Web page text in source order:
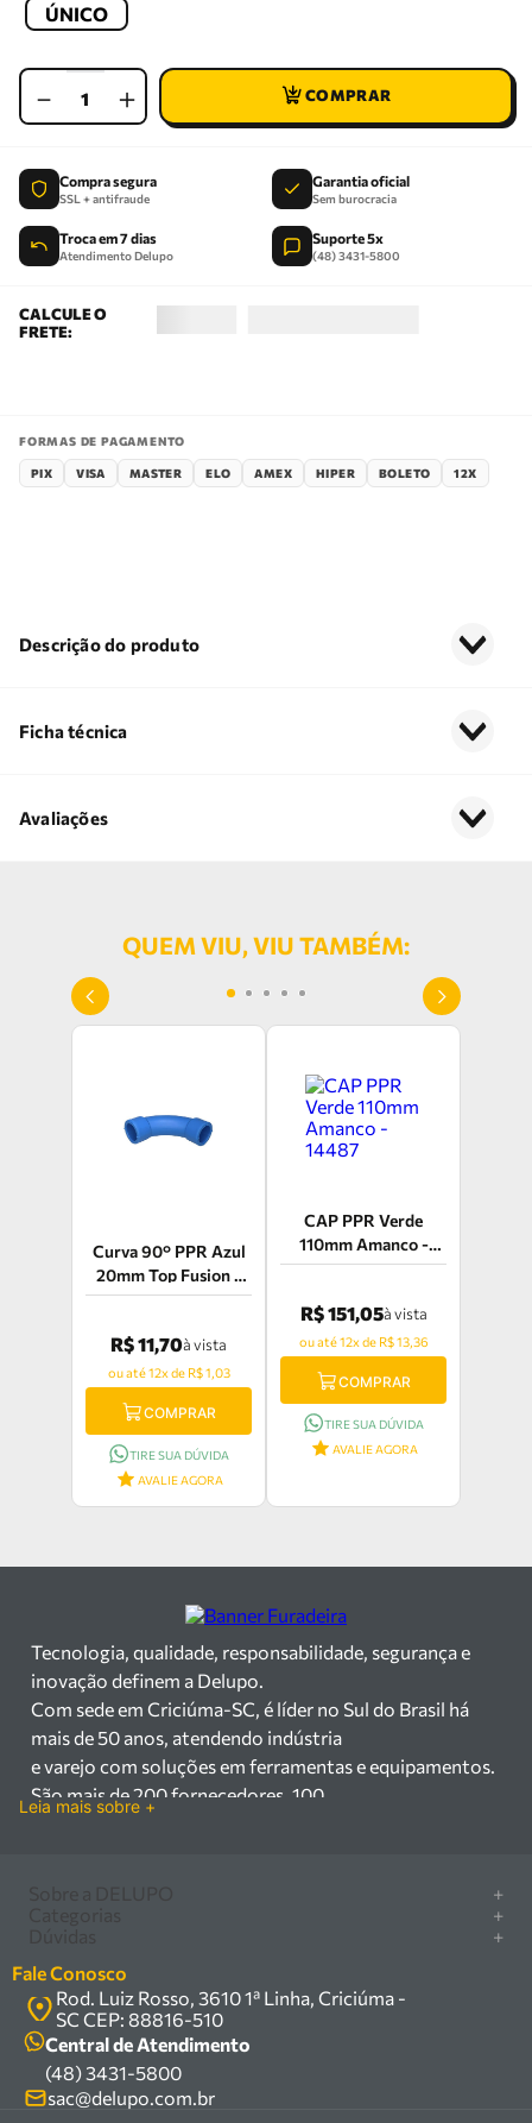
ÚNICO
＋
－
Compra segura
SSL + antifraude
Garantia oficial
Sem burocracia
Troca em 7 dias
Atendimento Delupo
Suporte 5x
(48) 3431-5800
FORMAS DE PAGAMENTO
PIX VISA MASTER ELO AMEX HIPER BOLETO 12X
Descrição do produto
Ficha técnica
Avaliações
QUEM VIU, VIU TAMBÉM:
Curva 90° PPR Azul
20mm Top Fusion -
CC200A
R$ 11,70à vista
ou até 12x de R$ 1,03
COMPRAR
TIRE SUA DÚVIDA
AVALIE AGORA
CAP PPR Verde
110mm Amanco -
14487
R$ 151,05à vista
ou até 12x de R$ 13,36
COMPRAR
TIRE SUA DÚVIDA
AVALIE AGORA
Tecnologia, qualidade, responsabilidade, segurança e
inovação definem a Delupo.
Com sede em Criciúma-SC, é líder no Sul do Brasil há
mais de 50 anos, atendendo indústria
e varejo com soluções em ferramentas e equipamentos.
São mais de 200 fornecedores, 100
equipamentos industriais no Sul do Brasil. Com sede em
Criciúma – SC, atendemos os
setores industrial e varejista com um amplo portfólio de
produtos à pronta entrega.
Trabalhamos com mais de 200 fornecedores parceiros e
um estoque com mais de
100.000 itens, incluindo máquinas, ferramentas
Leia mais sobre +
+
Marcas
Política de privacidade
Política de entrega
Termos e condições
Fale conosco
+
Serra circular
Compressor
Caixa Organizadora
Carrinho Armazém
Kits
+
Como comprar
Central de ajuda
Troca, devolução e garantia
Fale Conosco
Rod. Luiz Rosso, 3610 1ª Linha, Criciúma -
SC CEP: 88816-510
Central de Atendimento
(48) 3431-5800
sac@delupo.com.br